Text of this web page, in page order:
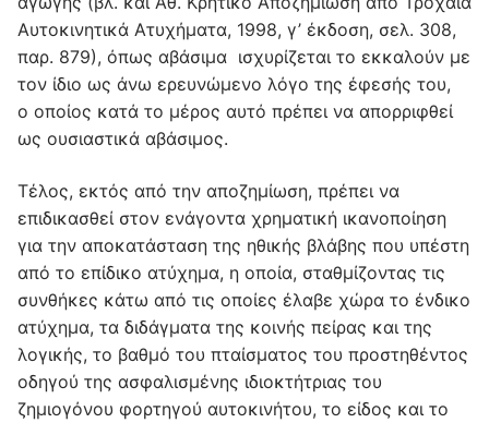
Αυτοκινητικά Ατυχήματα, 1998, γ’ έκδοση, σελ. 308,
παρ. 879), όπως αβάσιμα ισχυρίζεται το εκκαλούν με
τον ίδιο ως άνω ερευνώμενο λόγο της έφεσής του,
ο οποίος κατά το μέρος αυτό πρέπει να απορριφθεί
ως ουσιαστικά αβάσιμος.
Τέλος, εκτός από την αποζημίωση, πρέπει να
επιδικασθεί στον ενάγοντα χρηματική ικανοποίηση
για την αποκατάσταση της ηθικής βλάβης που υπέστη
από το επίδικο ατύχημα, η οποία, σταθμίζοντας τις
συνθήκες κάτω από τις οποίες έλαβε χώρα το ένδικο
ατύχημα, τα διδάγματα της κοινής πείρας και της
λογικής, το βαθμό του πταίσματος του προστηθέντος
οδηγού της ασφαλισμένης ιδιοκτήτριας του
ζημιογόνου φορτηγού αυτοκινήτου, το είδος και το